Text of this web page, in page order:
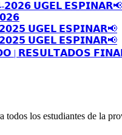
𝗨𝗚𝗘𝗟 𝗘𝗦𝗣𝗜𝗡𝗔𝗥📢
𝗨𝗚𝗘𝗟 𝗘𝗦𝗣𝗜𝗡𝗔𝗥📢
𝗨𝗚𝗘𝗟 𝗘𝗦𝗣𝗜𝗡𝗔𝗥📢
| 𝗥𝗘𝗦𝗨𝗟𝗧𝗔𝗗𝗢𝗦
los estudiantes de la